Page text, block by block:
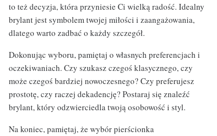
to też decyzja, która przyniesie Ci wielką radość. Idealny
brylant jest symbolem twojej miłości i zaangażowania,
dlatego warto zadbać o każdy szczegół.
Dokonując wyboru, pamiętaj o własnych preferencjach i
oczekiwaniach. Czy szukasz czegoś klasycznego, czy
może czegoś bardziej nowoczesnego? Czy preferujesz
prostotę, czy raczej dekadencję? Postaraj się znaleźć
brylant, który odzwierciedla twoją osobowość i styl.
Na koniec, pamiętaj, że wybór pierścionka